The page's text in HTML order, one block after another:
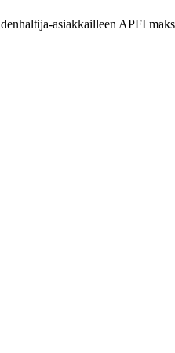
asiakkailleen APFI